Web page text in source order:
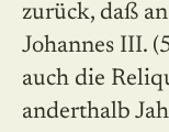
zurück, daß
Johannes III.
auch die
anderthalb